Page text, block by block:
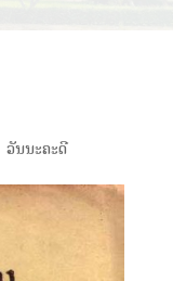
ວັນນະຄະດີ